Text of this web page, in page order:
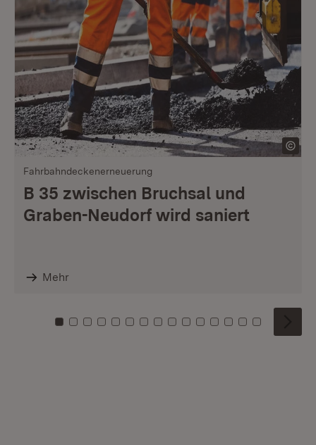
Fahrbahndeckenerneuerung
B 35 zwischen Bruchsal und
Graben-Neudorf wird saniert
Mehr
Zu Kachel: 0
Zu Kachel: 1
Zu Kachel: 2
Zu Kachel: 3
Zu Kachel: 4
Zu Kachel: 5
Zu Kachel: 6
Zu Kachel: 7
Zu Kachel: 8
Zu Kachel: 9
Zu Kachel: 10
Zu Kachel: 11
Zu Kachel: 12
Zu Kachel:
Zu